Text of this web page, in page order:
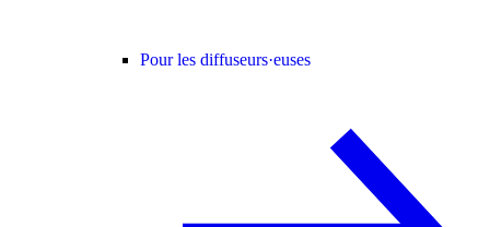
Pour les diffuseurs·euses